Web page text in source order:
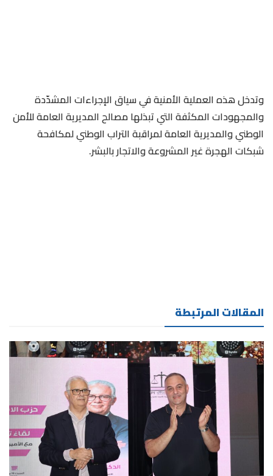
وتدخل هذه العملية الأمنية في سياق الإجراءات المشدّدة
والمجهودات المكثفة التي تبذلها مصالح المديرية العامة للأمن
الوطني والمديرية العامة لمراقبة التراب الوطني لمكافحة
شبكات الهجرة غير المشروعة والاتجار بالبشر.
المقالات المرتبطة